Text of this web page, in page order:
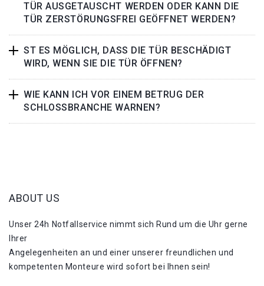
TÜR AUSGETAUSCHT WERDEN ODER KANN DIE
TÜR ZERSTÖRUNGSFREI GEÖFFNET WERDEN?
ST ES MÖGLICH, DASS DIE TÜR BESCHÄDIGT
WIRD, WENN SIE DIE TÜR ÖFFNEN?
WIE KANN ICH VOR EINEM BETRUG DER
SCHLOSSBRANCHE WARNEN?
ABOUT US
Unser 24h Notfallservice nimmt sich Rund um die Uhr gerne
Ihrer
Angelegenheiten an und einer unserer freundlichen und
kompetenten Monteure wird sofort bei Ihnen sein!